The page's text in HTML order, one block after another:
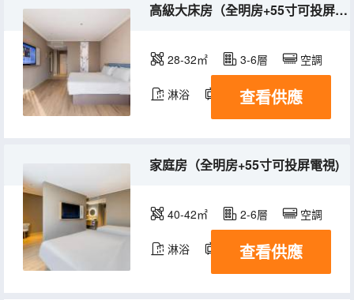
高級大床房（全明房+55寸可投屏電視)
28-32㎡ 3-6層 空調
淋浴 電視機
查看供應
家庭房（全明房+55寸可投屏電視)
40-42㎡ 2-6層 空調
淋浴 電視機
查看供應